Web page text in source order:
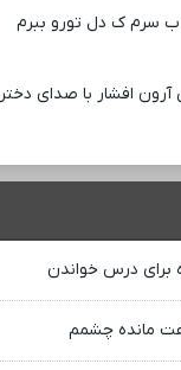
سرم ک دل تورو ببرم
افشار با صدای دختر
درس خواندن
مانده چشمم